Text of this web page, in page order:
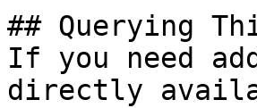
## Querying
If you need
directly